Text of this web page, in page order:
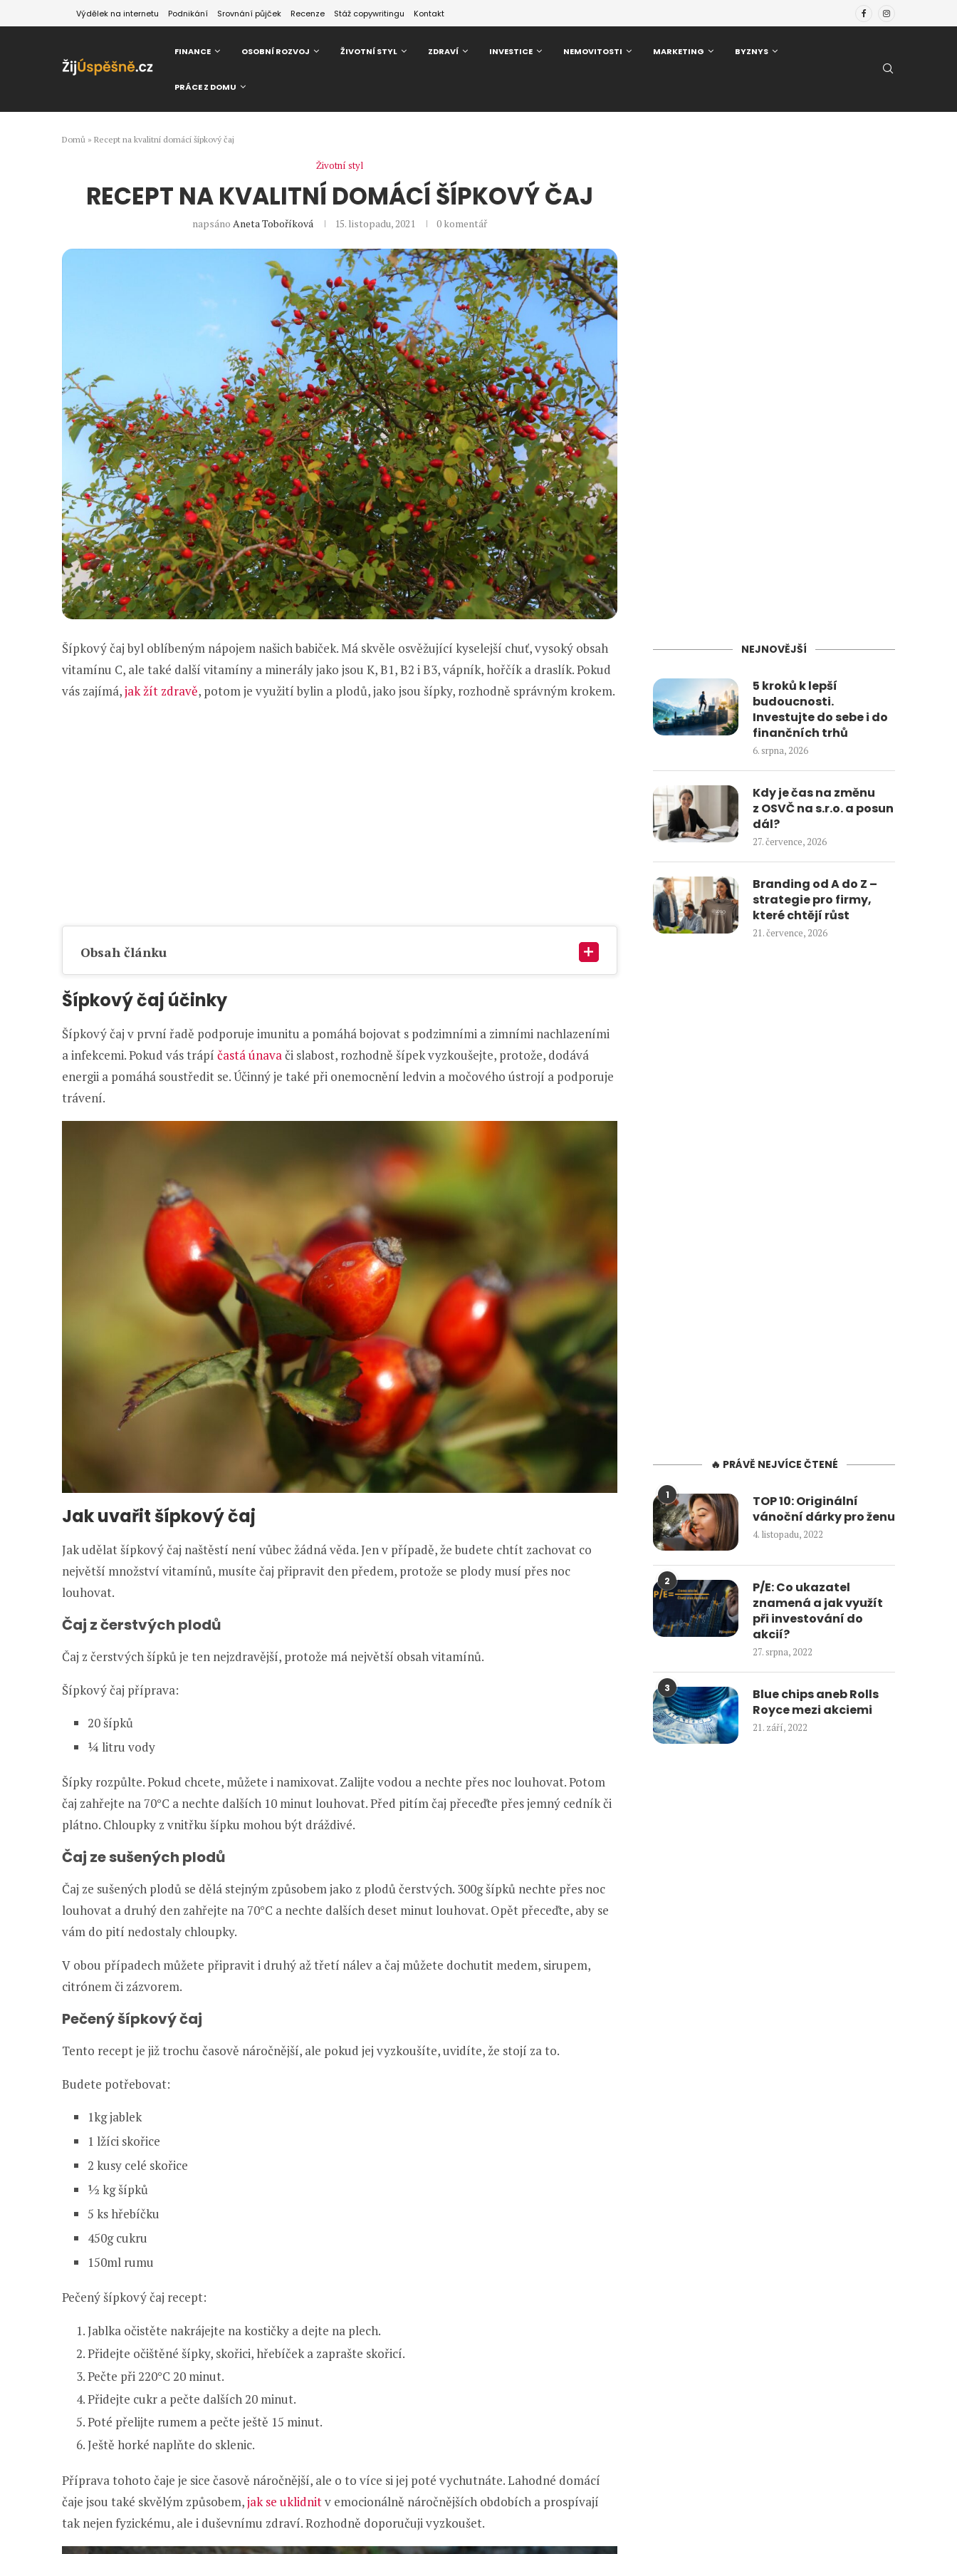
Výdělek na internetu Podnikání Srovnání půjček Recenze Stáž copywritingu Kontakt
FINANCE OSOBNÍ ROZVOJ ŽIVOTNÍ STYL ZDRAVÍ INVESTICE NEMOVITOSTI MARKETING BYZNYS
PRÁCE Z DOMU
Domů » Recept na kvalitní domácí šípkový čaj
Životní styl
RECEPT NA KVALITNÍ DOMÁCÍ ŠÍPKOVÝ ČAJ
napsáno Aneta Toboříková 15. listopadu, 2021 0 komentář
Šípkový čaj byl oblíbeným nápojem našich babiček. Má skvěle osvěžující kyselejší chuť, vysoký obsah
vitamínu C, ale také další vitamíny a minerály jako jsou K, B1, B2 i B3, vápník, hořčík a draslík. Pokud
vás zajímá,jak žít zdravě, potom je využití bylin a plodů, jako jsou šípky, rozhodně správným krokem.
Obsah článku
Šípkový čaj účinky
Šípkový čaj v první řadě podporuje imunitu a pomáhá bojovat s podzimními a zimními nachlazeními
a infekcemi. Pokud vás trápí častá únavači slabost, rozhodně šípek vyzkoušejte, protože, dodává
energii a pomáhá soustředit se. Účinný je také při onemocnění ledvin a močového ústrojí a podporuje
trávení.
Jak uvařit šípkový čaj
Jak udělat šípkový čaj naštěstí není vůbec žádná věda. Jen v případě, že budete chtít zachovat co
největší množství vitamínů, musíte čaj připravit den předem, protože se plody musí přes noc
louhovat.
Čaj z čerstvých plodů
Čaj z čerstvých šípků je ten nejzdravější, protože má největší obsah vitamínů.
Šípkový čaj příprava:
20 šípků
¼ litru vody
Šípky rozpůlte. Pokud chcete, můžete i namixovat. Zalijte vodou a nechte přes noc louhovat. Potom
čaj zahřejte na 70°C a nechte dalších 10 minut louhovat. Před pitím čaj přeceďte přes jemný cedník či
plátno. Chloupky z vnitřku šípku mohou být dráždivé.
Čaj ze sušených plodů
Čaj ze sušených plodů se dělá stejným způsobem jako z plodů čerstvých. 300g šípků nechte přes noc
louhovat a druhý den zahřejte na 70°C a nechte dalších deset minut louhovat. Opět přeceďte, aby se
vám do pití nedostaly chloupky.
V obou případech můžete připravit i druhý až třetí nálev a čaj můžete dochutit medem, sirupem,
citrónem či zázvorem.
Pečený šípkový čaj
Tento recept je již trochu časově náročnější, ale pokud jej vyzkoušíte, uvidíte, že stojí za to.
Budete potřebovat:
1kg jablek
1 lžíci skořice
2 kusy celé skořice
½ kg šípků
5 ks hřebíčku
450g cukru
150ml rumu
Pečený šípkový čaj recept:
Jablka očistěte nakrájejte na kostičky a dejte na plech.
Přidejte očištěné šípky, skořici, hřebíček a zaprašte skořicí.
Pečte při 220°C 20 minut.
Přidejte cukr a pečte dalších 20 minut.
Poté přelijte rumem a pečte ještě 15 minut.
Ještě horké naplňte do sklenic.
Příprava tohoto čaje je sice časově náročnější, ale o to více si jej poté vychutnáte. Lahodné domácí
čaje jsou také skvělým způsobem,jak se uklidnitv emocionálně náročnějších obdobích a prospívají
tak nejen fyzickému, ale i duševnímu zdraví. Rozhodně doporučuji vyzkoušet.
NEJNOVĚJŠÍ
5 kroků k lepší
budoucnosti.
Investujte do sebe i do
finančních trhů
6. srpna, 2026
Kdy je čas na změnu
z OSVČ na s.r.o. a posun
dál?
27. července, 2026
Branding od A do Z –
strategie pro firmy,
které chtějí růst
21. července, 2026
🔥 PRÁVĚ NEJVÍCE ČTENÉ
1
TOP 10: Originální
vánoční dárky pro ženu
4. listopadu, 2022
2
P/E: Co ukazatel
znamená a jak využít
při investování do
akcií?
27. srpna, 2022
3
Blue chips aneb Rolls
Royce mezi akciemi
21. září, 2022